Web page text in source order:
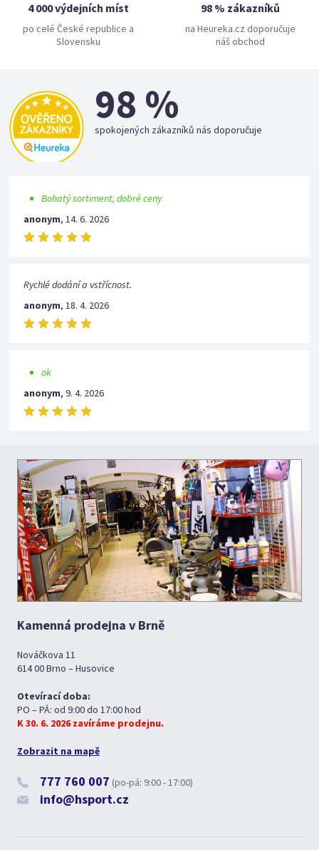
4 000 výdejních míst
po celé České republice a
Slovensku
98 % zákazníků
na Heureka.cz doporučuje
náš obchod
98 %
spokojených zákazníků nás doporučuje
Bohatý sortiment, dobré ceny
anonym,14. 6. 2026
Rychlé dodání a vstřícnost.
anonym,18. 4. 2026
ok
anonym,9. 4. 2026
Kamenná prodejna v Brně
Nováčkova 11
614 00 Brno – Husovice
Otevírací doba:
PO – PÁ: od 9:00 do 17:00 hod
K 30. 6. 2026 zavíráme prodejnu.
Zobrazit na mapě
777 760 007 (po-pá: 9:00 - 17:00)
info@hsport.cz